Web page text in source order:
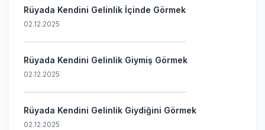
Rüyada Kendini Gelinlik İçinde Görmek
02.12.2025
Rüyada Kendini Gelinlik Giymiş Görmek
02.12.2025
Rüyada Kendini Gelinlik Giydiğini Görmek
02.12.2025